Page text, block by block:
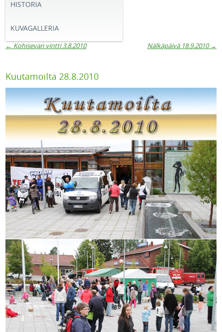
HISTORIA
KUVAGALLERIA
← Kohisevan vintti 3.8.2010 Nälkäpäivä 18.9.2010 →
Kuutamoilta 28.8.2010